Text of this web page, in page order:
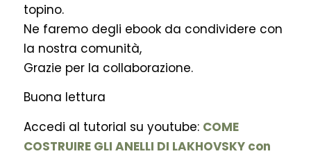
topino.
Ne faremo degli ebook da condividere con
la nostra comunità,
Grazie per la collaborazione.
Buona lettura
Accedi al tutorial su youtube: COME
COSTRUIRE GLI ANELLI DI LAKHOVSKY con